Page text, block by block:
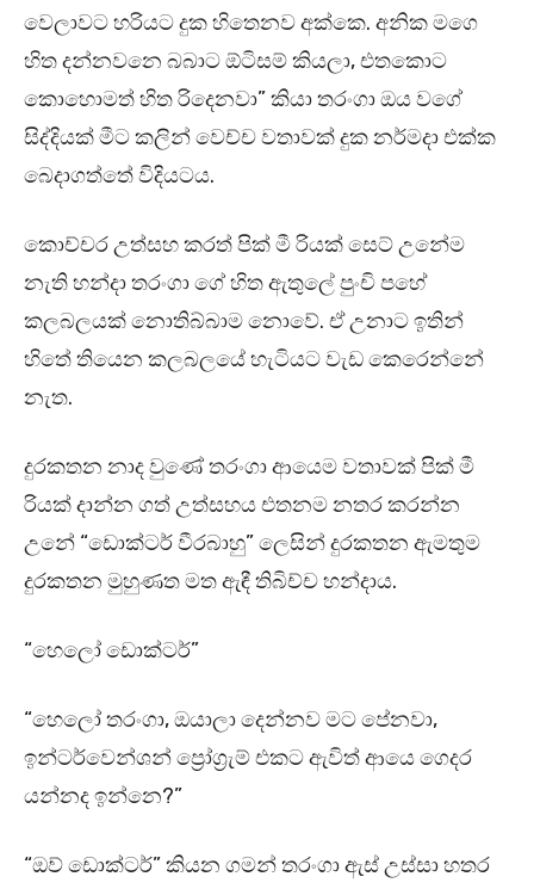
වෙලාවට හරියට දුක හිතෙනව අක්කෙ. අනික මගෙ
හිත දන්නවනෙ බබාට ඕටිසම් කියලා, එතකොට
කොහොමත් හිත රිදෙනවා” කියා තරංගා ඔය වගේ
සිද්දියක් මීට කලින් වෙච්ච වතාවක් දුක නර්මදා එක්ක
බෙදාගත්තේ විදියටය.
කොච්චර උත්සහ කරත් පික් මී රියක් සෙට් උනේම
නැති හන්දා තරංගා ගේ හිත ඇතුලේ පුංචි පහේ
කලබලයක් නොතිබ්බාම නොවේ. ඒ උනාට ඉතින්
හිතේ තියෙන කලබලයේ හැටියට වැඩ කෙරෙන්නේ
නැත.
දුරකතන නාද වුණේ තරංගා ආයෙම වතාවක් පික් මී
රියක් දාන්න ගත් උත්සහය එතනම නතර කරන්න
උනේ “ඩොක්ටර් වීරබාහු” ලෙසින් දුරකතන ඇමතුම
දුරකතන මුහුණත මත ඇඳී තිබිච්ච හන්දාය.
“හෙලෝ ඩොක්ටර්”
“හෙලෝ තරංගා, ඔයාලා දෙන්නව මට පේනවා,
ඉන්ටර්වෙන්ශන් ප්‍රෝග්‍රැම් එකට ඇවිත් ආයෙ ගෙදර
යන්නද ඉන්නෙ?”
“ඔව් ඩොක්ටර්” කියන ගමන් තරංගා ඇස් උස්සා හතර